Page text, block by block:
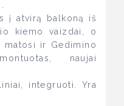
į atvirą balkoną iš
kiemo vaizdai, o
matosi ir Gedimino
naujai
integruoti. Yra